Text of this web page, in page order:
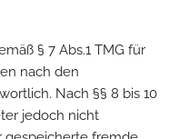
§ 7 Abs.1 TMG für
nach den
Nach §§ 8 bis 10
jedoch nicht